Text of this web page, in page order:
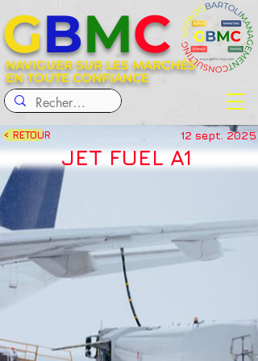
NAVIGUER SUR LES MARCHÉS
EN TOUTE CONFIANCE
GBMC
< RETOUR 12 sept. 2025
JET FUEL A1